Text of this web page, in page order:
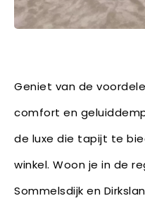
Geniet van de
comfort en
de luxe die tapijt te
winkel. Woon je in de
Sommelsdijk en